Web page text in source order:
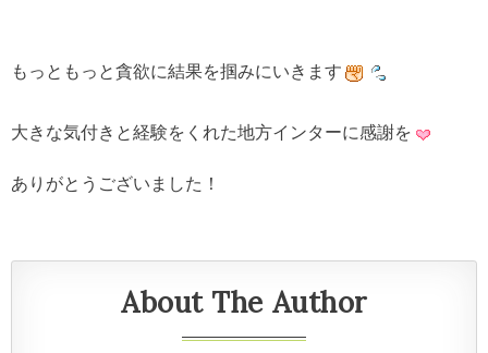
もっともっと貪欲に結果を掴みにいきます
大きな気付きと経験をくれた地方インターに感謝を
ありがとうございました！
About The Author